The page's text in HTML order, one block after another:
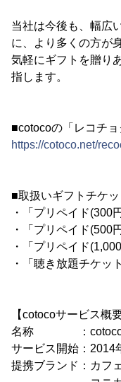
当社は今後も、幅広
に、より多くの方が
気軽にギフトを贈り
指します。
■cotocoの「レコチ
https://cotoco.net/
■取扱いギフトチケッ
・「プリペイド
・「プリペイド
・「プリペイド
・「聴き放題チケ
【cotocoサービス概要
名称 ：
サービス開始：2014
提携ブランド：カフ